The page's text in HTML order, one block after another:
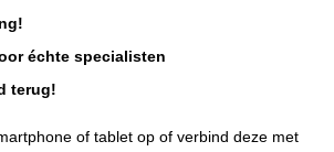
échte specialisten
terug!
of tablet op of verbind deze met